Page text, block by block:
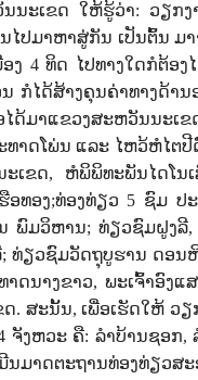
ະເຂດ ໃຫ້ຮູ້ວ່າ: ວຽກງ
ໄປມາຫາສູ່ກັນ ເປັນຕົ້ນ ມ
ງ 4ທິດ ໄປທາງໃດກໍຕ້ອງ
ກໍໄດ້ສ້າງຄຸນຄ່າທາງດ້ານ
ໄດ້ມາແຂວງສະຫວັນນະເ
ທາດໂພ່ນ ແລະ ໄຫວ້ຫໍໄຕປີ
ເຂດ, ຫໍພິພິທະພັນໄດໂນ
ອທອງ;ທ່ອງທ່ຽວ 5 ຊົມ ປ
ພົມວິຫານ; ທ່ຽວຊົມຝູງລີ
;ທ່ຽວຊົມວັດຖຸບູຮານ ດອນ
າດນາງຂາວ,ພະເຈົ້າອົງແ
ດ. ສະນັ້ນ, ເພື່ອເຮັດໃຫ້ ວ
ຈັງຫວະ ຄື: ລໍາບ້ານຊອກ,
ນມາດຕະຖານທ່ອງທ່ຽວສະ